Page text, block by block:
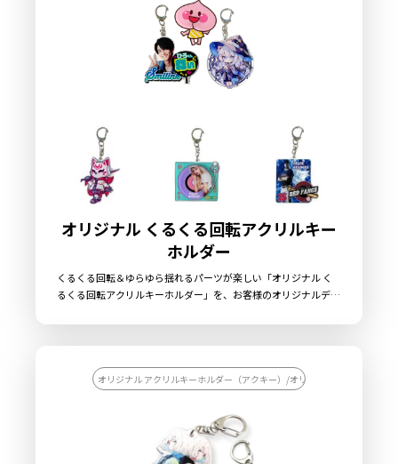
オリジナル くるくる回転アクリルキー
ホルダー
くるくる回転＆ゆらゆら揺れるパーツが楽しい「オリジナル く
るくる回転アクリルキーホルダー」を、お客様のオリジナルデザ
リルキーホルダーは、透明度が高い高品質アクリル素材を採用。
通常のアクキーにはない「動き」を加えることが可能ですので、
くるくる回るアイドルグッズ、ルーレットでメニューを決める飲
食店のノベルティグッズなど、特殊パーツの使い方次第で他には
ないオリジナルのアクキーを制作することができます。販売に必
オリジナル アクリルキーホルダー（アクキー）/オリジナル キーホルダ